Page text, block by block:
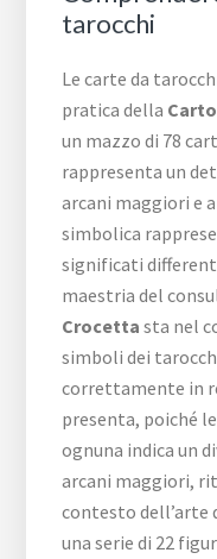
tarocchi
Le carte da
pratica della
un mazzo di 78
rappresenta un
arcani maggiori e
simbolica
significati
maestria del
Crocetta sta nel
simboli dei
correttamente in
presenta, poiché
ognuna indica un
arcani maggiori,
contesto dell’arte
una serie di 22